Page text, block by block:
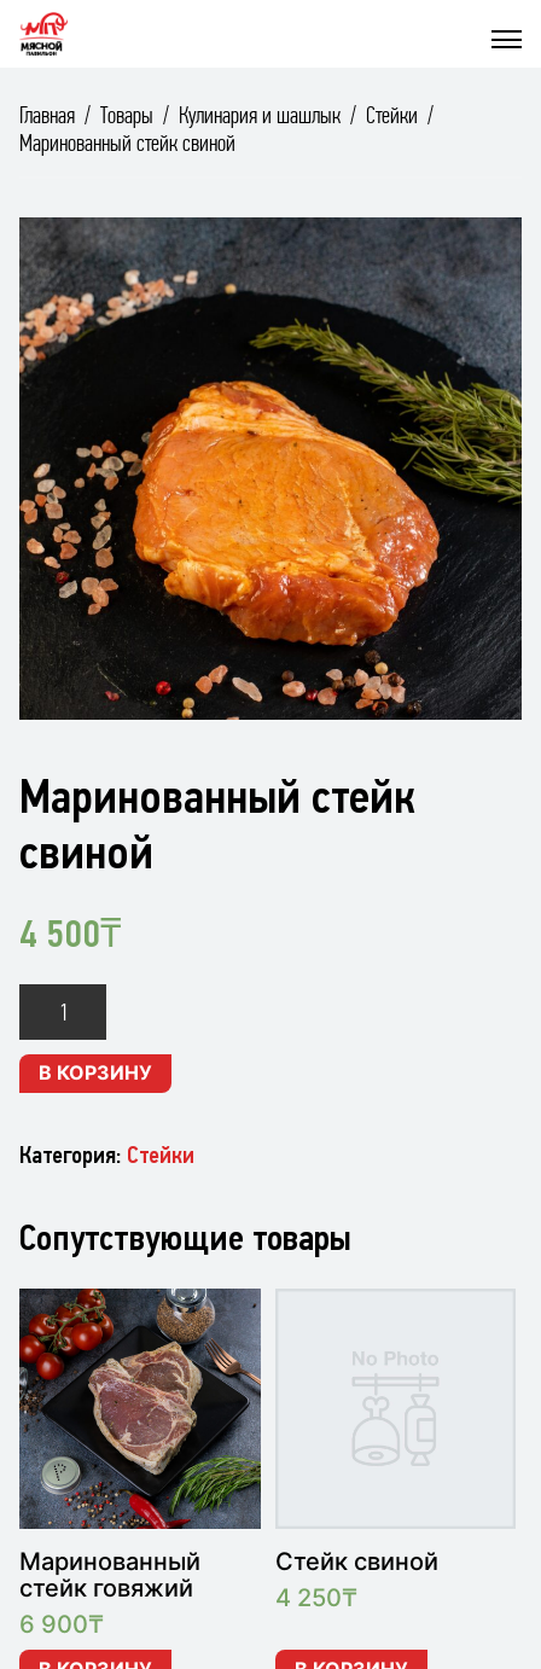
Главная Товары Кулинария и шашлык
Стейки
Маринованный стейк свиной
Маринованный стейк
свиной
4 500₸
Маринованный
стейк
свиной
В КОРЗИНУ
Категория: Стейки
Сопутствующие товары
Маринованный
стейк говяжий
6 900₸
Стейк свиной
4 250₸